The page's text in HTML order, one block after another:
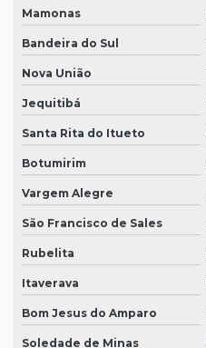
Mamonas
Bandeira do Sul
Nova União
Jequitibá
Santa Rita do Itueto
Botumirim
Vargem Alegre
São Francisco de Sales
Rubelita
Itaverava
Bom Jesus do Amparo
Soledade de Minas